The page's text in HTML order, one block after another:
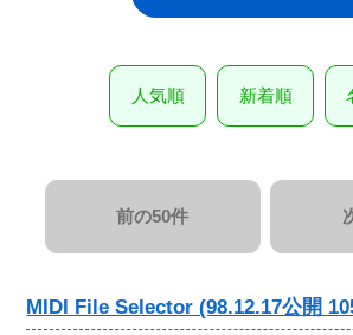
人気順 新着順
前の50件
MIDI File Selector (98.12.17公開